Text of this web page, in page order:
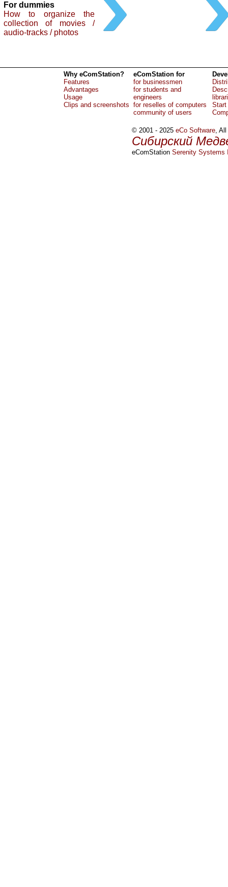
For dummies
How to organize the
collection of movies /
audio-tracks / photos
Why eComStation?
Features
Advantages
Usage
Clips and screenshots
eComStation for
for businessmen
for students and
engineers
for reselles of computers
community of users
Start
© 2001 - 2025 eCo Software, All
Сибирский
eComStation Serenity Systems